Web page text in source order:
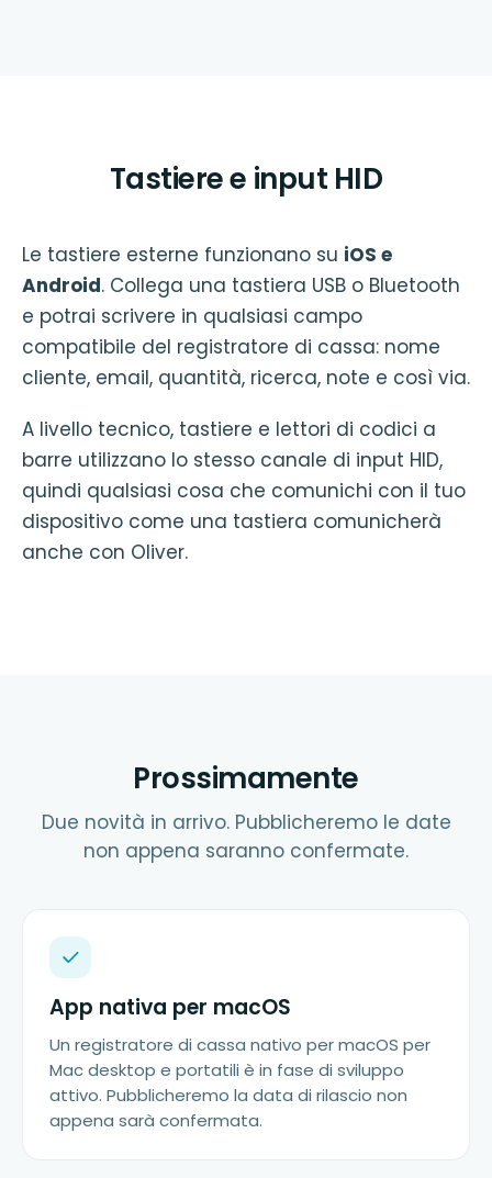
Tastiere e input HID
Le tastiere esterne funzionano su iOS e
Android. Collega una tastiera USB o Bluetooth
e potrai scrivere in qualsiasi campo
compatibile del registratore di cassa: nome
cliente, email, quantità, ricerca, note e così via.
A livello tecnico, tastiere e lettori di codici a
barre utilizzano lo stesso canale di input HID,
quindi qualsiasi cosa che comunichi con il tuo
dispositivo come una tastiera comunicherà
anche con Oliver.
Prossimamente
Due novità in arrivo. Pubblicheremo le date
non appena saranno confermate.
App nativa per macOS
Un registratore di cassa nativo per macOS per
Mac desktop e portatili è in fase di sviluppo
attivo. Pubblicheremo la data di rilascio non
appena sarà confermata.